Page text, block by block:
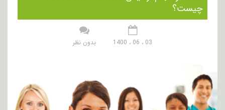
چیست؟
03 ، 06 ، 1400 بدون نظر